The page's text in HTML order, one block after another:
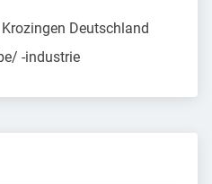
Deutschland
-industrie